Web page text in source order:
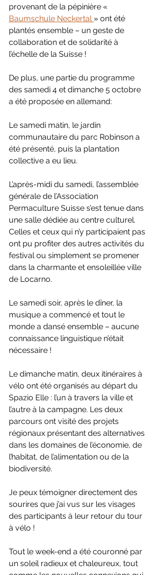
provenant de la pépinière «
Baumschule Neckertal » ont été
plantés ensemble – un geste de
collaboration et de solidarité à
l’échelle de la Suisse !
De plus, une partie du programme
des samedi 4 et dimanche 5 octobre
a été proposée en allemand:
Le samedi matin, le jardin
communautaire du parc Robinson a
été présenté, puis la plantation
collective a eu lieu.
L’après-midi du samedi, l’assemblée
générale de l’Association
Permaculture Suisse s’est tenue dans
une salle dédiée au centre culturel.
Celles et ceux qui n’y participaient pas
ont pu profiter des autres activités du
festival ou simplement se promener
dans la charmante et ensoleillée ville
de Locarno.
Le samedi soir, après le dîner, la
musique a commencé et tout le
monde a dansé ensemble – aucune
connaissance linguistique n’était
nécessaire !
Le dimanche matin, deux itinéraires à
vélo ont été organisés au départ du
Spazio Elle : l’un à travers la ville et
l’autre à la campagne. Les deux
parcours ont visité des projets
régionaux présentant des alternatives
dans les domaines de l’économie, de
l’habitat, de l’alimentation ou de la
biodiversité.
Je peux témoigner directement des
sourires que j’ai vus sur les visages
des participants à leur retour du tour
à vélo !
Tout le week-end a été couronné par
un soleil radieux et chaleureux, tout